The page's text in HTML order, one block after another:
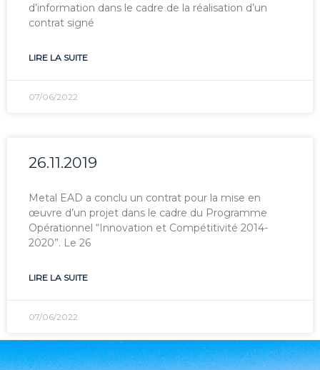
d’information dans le cadre de la réalisation d’un
contrat signé
LIRE LA SUITE
07/06/2022
26.11.2019
Metal EAD a conclu un contrat pour la mise en
œuvre d’un projet dans le cadre du Programme
Opérationnel “Innovation et Compétitivité 2014-
2020”. Le 26
LIRE LA SUITE
07/06/2022